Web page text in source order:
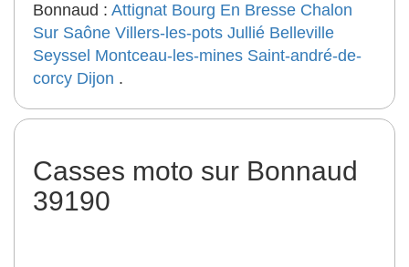
Bonnaud : Attignat Bourg En Bresse Chalon
Sur Saône Villers-les-pots Jullié Belleville
Seyssel Montceau-les-mines Saint-andré-de-
corcy Dijon .
Casses moto sur Bonnaud
39190